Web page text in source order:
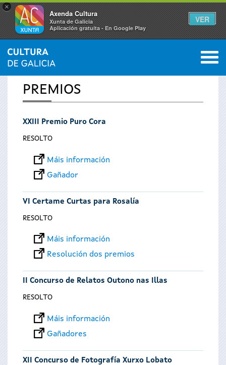
×
Axenda Cultura
Xunta de Galicia
Aplicación gratuíta - En Google Play
VER
Vostede
está
aquí
INICIO 0
PREMIOS
XXIII Premio Puro Cora
RESOLTO
Máis información
Gañador
VI Certame Curtas para Rosalía
RESOLTO
Máis información
Resolución dos premios
II Concurso de Relatos Outono nas Illas
RESOLTO
Máis información
Gañadores
XII Concurso de Fotografía Xurxo Lobato